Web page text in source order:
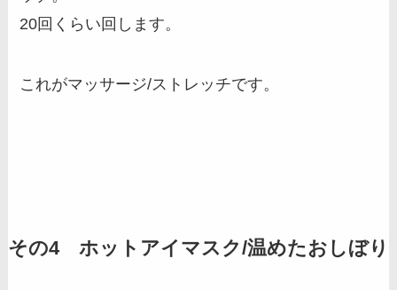
20回くらい回します。
これがマッサージ/ストレッチです。
その4 ホットアイマスク/温めたおしぼり